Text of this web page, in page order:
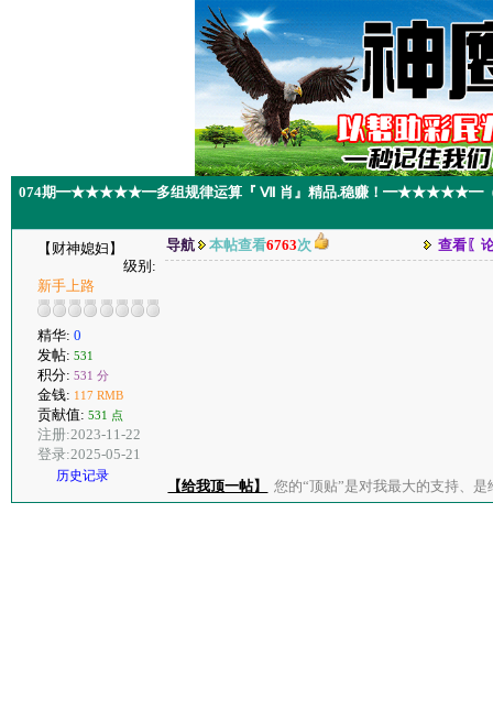
074期━★★★★★━多组规律运算『 Ⅶ 肖』精品.稳赚！━★★★★★━（全
【财神媳妇】
级别:
新手上路
精华: 0
发帖: 531
积分: 531 分
金钱: 117 RMB
贡献值: 531 点
注册:2023-11-22
登录:2025-05-21
历史记录
导航 本帖查看6763次 查看〖
【给我顶一帖】 您的“顶贴”是对我最大的支持、